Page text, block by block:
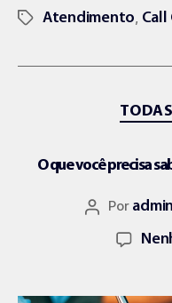
Atendimento, Call
O que você precisa
Por admin